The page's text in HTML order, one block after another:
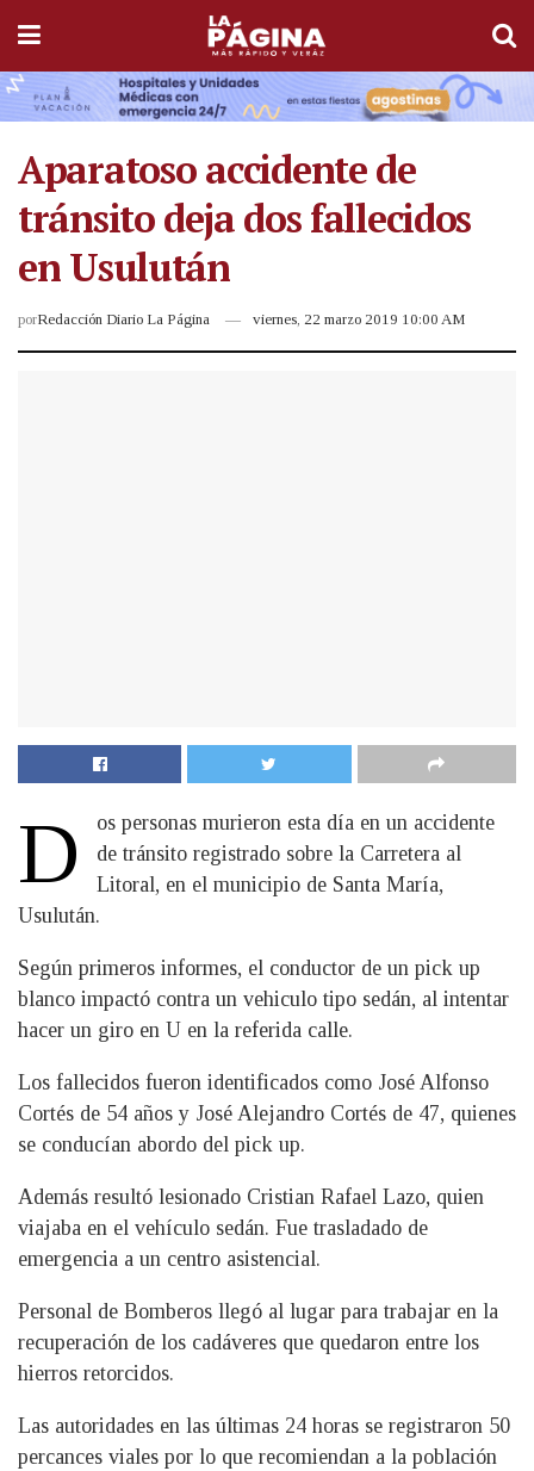
Aparatoso accidente de
tránsito deja dos fallecidos
en Usulután
porRedacción Diario La Página viernes, 22 marzo 2019 10:00 AM
D
os personas murieron esta día en un accidente
de tránsito registrado sobre la Carretera al
Litoral, en el municipio de Santa María,
Usulután.
Según primeros informes, el conductor de un pick up
blanco impactó contra un vehiculo tipo sedán, al intentar
hacer un giro en U en la referida calle.
Los fallecidos fueron identificados como José Alfonso
Cortés de 54 años y José Alejandro Cortés de 47, quienes
se conducían abordo del pick up.
Además resultó lesionado Cristian Rafael Lazo, quien
viajaba en el vehículo sedán. Fue trasladado de
emergencia a un centro asistencial.
Personal de Bomberos llegó al lugar para trabajar en la
recuperación de los cadáveres que quedaron entre los
hierros retorcidos.
Las autoridades en las últimas 24 horas se registraron 50
percances viales por lo que recomiendan a la población